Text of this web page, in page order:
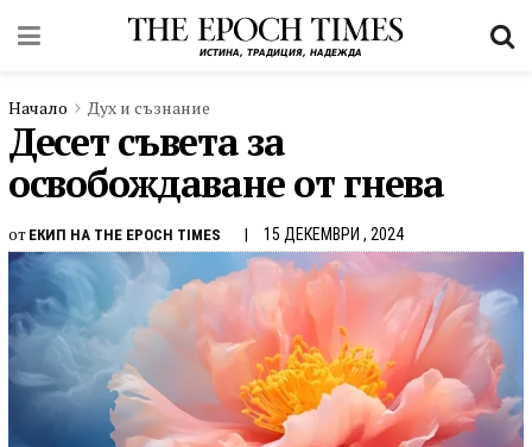
Начало Дух и съзнание
Десет съвета за
освобождаване от гнева
от ЕКИП НА THE EPOCH TIMES 15 ДЕКЕМВРИ , 2024